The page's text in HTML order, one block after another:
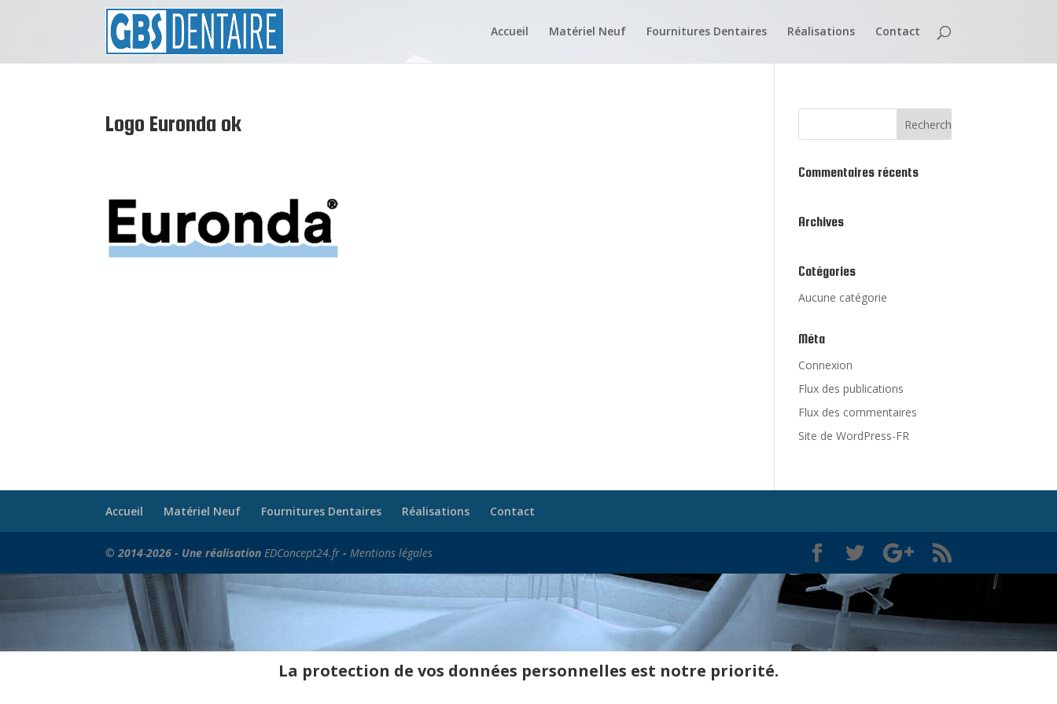
Accueil Matériel Neuf Fournitures Dentaires Réalisations Contact
Logo Euronda ok
Commentaires récents
Archives
Catégories
Aucune catégorie
Méta
Connexion
Flux des publications
Flux des commentaires
Site de WordPress-FR
Accueil Matériel Neuf Fournitures Dentaires Réalisations Contact
© 2014-2026 - Une réalisationEDConcept24.fr -Mentions légales
La protection de vos données personnelles est notre priorité.